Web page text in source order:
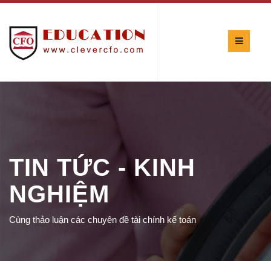
TIN TỨC - KINH
NGHIỆM
Cùng thảo luận các chuyên đề tài chính kế toán